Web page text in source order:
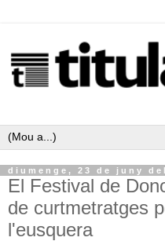
diumenge, 23 de juny
El Festival de
de curtmetratges
l'eusquera